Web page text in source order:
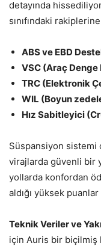
detayında
sınıfındaki
ABS ve EBD
VSC (Araç
TRC (Elektronik
WIL (Boyun
Hız Sabitleyici
Süspansiyon sistemi
virajlarda güvenli bir
yollarda konfordan
aldığı yüksek
Teknik Veriler ve
için Auris bir biçilmiş